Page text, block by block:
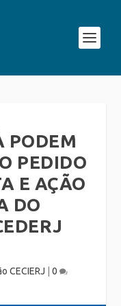
PODEM
PEDIDO
E AÇÃO
DO
CECIERJ 0